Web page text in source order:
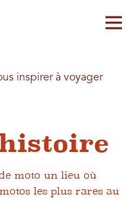
inspirer à voyager
moto un lieu où
les plus rares au